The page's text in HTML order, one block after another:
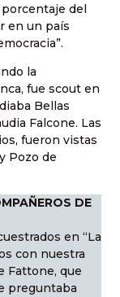
del
en un país
la
fue scout en
Bellas
Falcone. Las
fueron vistas
Pozo de
DE
en “La
con nuestra
Fattone, que
preguntaba